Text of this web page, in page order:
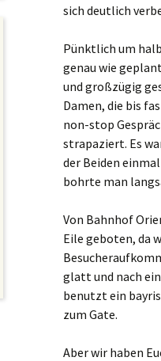
sich deutlich
Pünktlich um
genau wie
und großzügig
Damen, die bis
non-stop
strapaziert. Es
der Beiden
bohrte man
Von Bahnhof
Eile geboten, da
glatt und nach
benutzt ein
zum Gate.
Aber wir haben